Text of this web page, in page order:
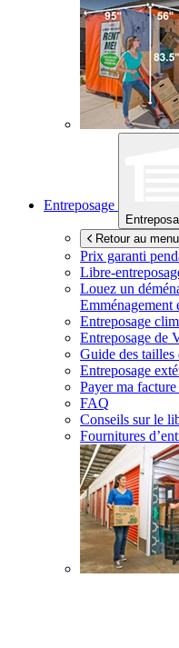
Entreposage
Retour au
Prix garanti
Libre-
Louez un
Emménagement
Entreposage
Entreposage de
Guide des tailles
Entreposage
Payer ma
FAQ
Conseils sur le
Fournitures